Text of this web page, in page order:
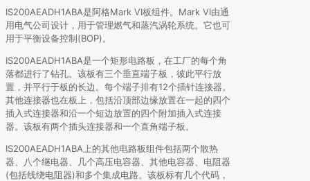
IS200AEADH1ABA是阿格Mark VI板组件。Mark VI由通
用电气公司设计，用于管理燃气和蒸汽涡轮系统。它也可
用于平衡设备控制(BOP)。
IS200AEADH1ABA是一个矩形电路板，在工厂的每个角
落都进行了钻孔。该板有三个垂直端子板，彼此平行放
置，并平行于板的长边。每个端子排有12个插针连接器。
其他连接器也在板上，包括沿顶部边缘放置在一起的四个
插入式连接器和沿一个短边放置的四个附加插入式连接
器。该板有两个插头连接器和一个直角端子板。
IS200AEADH1ABA上的其他电路板组件包括两个散热
器、八个继电器、几个高压电容器、其他电容器、电阻器
(包括线绕电阻器)和多个集成电路。该板标有几个代码，